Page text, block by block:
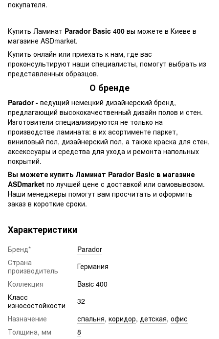
покупателя.
Купить Ламинат Parador Basic 400 вы можете в Киеве в
магазине ASDmarket.
Купить онлайн или приехать к нам, где вас
проконсультируют наши специалисты, помогут выбрать из
представленных образцов.
О бренде
Parador - ведущий немецкий дизайнерский бренд,
предлагающий высококачественный дизайн полов и стен.
Изготовители специализируются не только на
производстве ламината: в их асортименте паркет,
виниловый пол, дизайнерский пол, а также краска для стен,
аксекссуары и средства для ухода и ремонта напольных
покрытий.
Вы можете купить Ламинат Parador Basic в магазине
ASDmarket по лучшей цене с доставкой или самовывозом.
Наши менеджеры помогут вам просчитать и оформить
заказ в короткие сроки.
Характеристики
Бренд*
Parador
Страна
производитель
Германия
Коллекция
Basic 400
Класс
износостойкости
32
Назначение
спальня, коридор, детская, офис
Толщина, мм
8